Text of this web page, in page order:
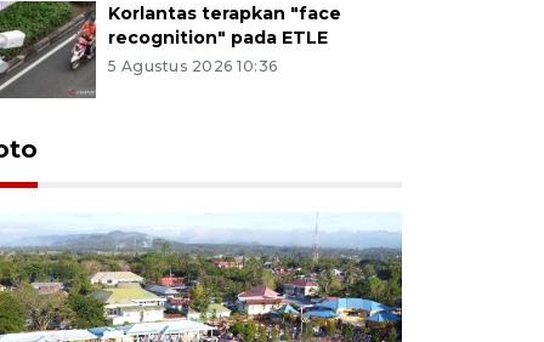
Korlantas terapkan "face
recognition" pada ETLE
5 Agustus 2026 10:36